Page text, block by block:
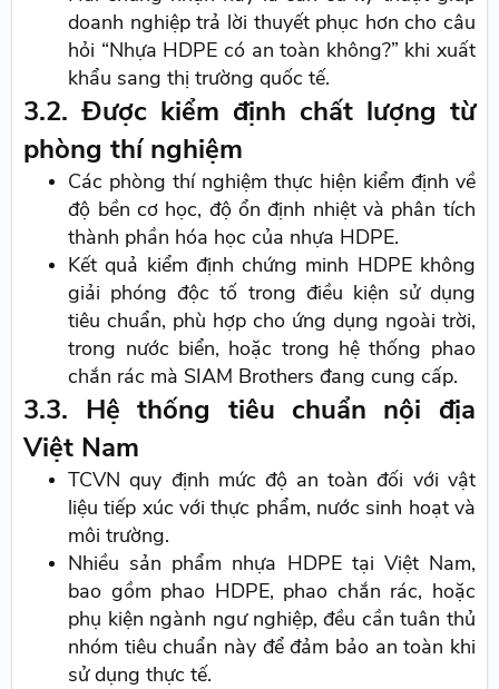
doanh nghiệp trả lời thuyết phục hơn cho câu
hỏi “Nhựa HDPE có an toàn không?” khi xuất
khẩu sang thị trường quốc tế.
3.2. Được kiểm định chất lượng từ
phòng thí nghiệm
Các phòng thí nghiệm thực hiện kiểm định về
độ bền cơ học, độ ổn định nhiệt và phân tích
thành phần hóa học của nhựa HDPE.
Kết quả kiểm định chứng minh HDPE không
giải phóng độc tố trong điều kiện sử dụng
tiêu chuẩn, phù hợp cho ứng dụng ngoài trời,
trong nước biển, hoặc trong hệ thống phao
chắn rác mà SIAM Brothers đang cung cấp.
3.3. Hệ thống tiêu chuẩn nội địa
Việt Nam
TCVN quy định mức độ an toàn đối với vật
liệu tiếp xúc với thực phẩm, nước sinh hoạt và
môi trường.
Nhiều sản phẩm nhựa HDPE tại Việt Nam,
bao gồm phao HDPE, phao chắn rác, hoặc
phụ kiện ngành ngư nghiệp, đều cần tuân thủ
nhóm tiêu chuẩn này để đảm bảo an toàn khi
sử dụng thực tế.